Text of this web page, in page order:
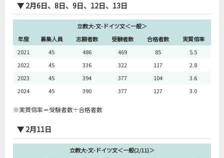
2017
20 223 215 50
4.3
262 252
2019
20 232 221 35
6.3
2020
208 200 32 6.3
立教大-文-英米文＜全学部グローバル＞
年度
募集人員
2016
3 12 11 9
1.2
53 52
▼ 2月6日、8日、9日、12日、13日
立教大-文-ドイツ文＜一般＞
年度
募集人員 志願者数 受験者数 合格者数
実質倍率
2021
45 486 469 85
5.5
2022
45 336 322 117
2.8
2023
45 394 377 104
3.6
2024
45 390 377 127 3.0
※実質倍率＝受験者数÷合格者数
▼ 2月11日
立教大-文-ドイツ文＜一般(2/11)＞